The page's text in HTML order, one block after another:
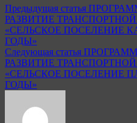
Предыдущая статья
РАЗВИТИЕ
«СЕЛЬСКОЕ ПОСЕЛЕНИЕ
ГОДЫ»
Следующая статья
РАЗВИТИЕ
«СЕЛЬСКОЕ ПОСЕЛЕНИЕ
ГОДЫ»